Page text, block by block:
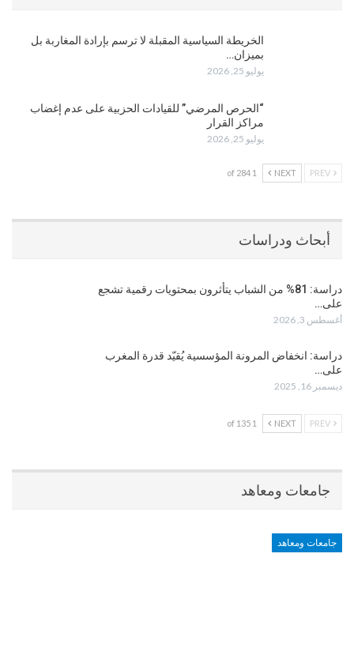
الخريطة السياسية المقبلة لا ترسم بإرادة المغاربة بل
بميزان…
يوليو 25, 2026
“الحرص المرضي” للقيادات الحزبية على عدم إغضاب
مراكز القرار
يوليو 25, 2026
NEXT
1 of 284
أبحاث ودراسات
دراسة: 81% من الشباب يتأثرون بمحتويات رقمية تشجع
على…
أغسطس 3, 2026
دراسة: انخفاض المرونة المؤسسية يُقيّد قدرة المغرب
على…
ديسمبر 16, 2025
NEXT
1 of 135
جامعات ومعاهد
جامعات ومعاهد